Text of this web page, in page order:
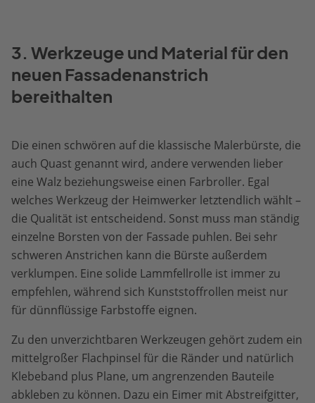
3. Werkzeuge und Material für den
neuen Fassadenanstrich
bereithalten
Die einen schwören auf die klassische Malerbürste, die
auch Quast genannt wird, andere verwenden lieber
eine Walz beziehungsweise einen Farbroller. Egal
welches Werkzeug der Heimwerker letztendlich wählt –
die Qualität ist entscheidend. Sonst muss man ständig
einzelne Borsten von der Fassade puhlen. Bei sehr
schweren Anstrichen kann die Bürste außerdem
verklumpen. Eine solide Lammfellrolle ist immer zu
empfehlen, während sich Kunststoffrollen meist nur
für dünnflüssige Farbstoffe eignen.
Zu den unverzichtbaren Werkzeugen gehört zudem ein
mittelgroßer Flachpinsel für die Ränder und natürlich
Klebeband plus Plane, um angrenzenden Bauteile
abkleben zu können. Dazu ein Eimer mit Abstreifgitter,